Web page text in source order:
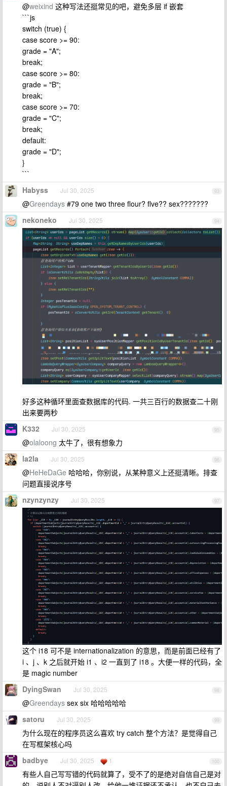
@weixind 这种写法还挺常见的吧，避免多层 if 嵌套
```js
switch (true) {
case score >= 90:
grade = "A";
break;
case score >= 80:
grade = "B";
break;
case score >= 70:
grade = "C";
break;
default:
grade = "D";
}
```
93
Habyss Jul 30, 2025
@Greendays #79 one two three flour? flve?? sex???????
94
nekoneko Jul 30, 2025
好多这种循环里面查数据库的代码. 一共三百行的数据查二十刚
出来要两秒
95
K332 Jul 30, 2025
@olaloong 太牛了，很有想象力
96
la2la Jul 30, 2025
@HeHeDaGe 哈哈哈，你别说，从某种意义上还挺清晰。排查
问题直接说序号
97
nzynzynzy Jul 30, 2025
这个 i18 可不是 internationalization 的意思，而是前面已经有了
i 、j 、k 之后就开始 i1 、i2 一直到了 i18 。大便一样的代码，全
是 magic number
98
DyingSwan Jul 30, 2025
@Greendays sex six 哈哈哈哈哈
99
satoru Jul 30, 2025
为什么现在的程序员这么喜欢 try catch 整个方法？是觉得自己
在写框架核心吗
100
badbye Jul 30, 2025 1
有些人自己写写错的代码就算了，受不了的是绝对自信自己是对